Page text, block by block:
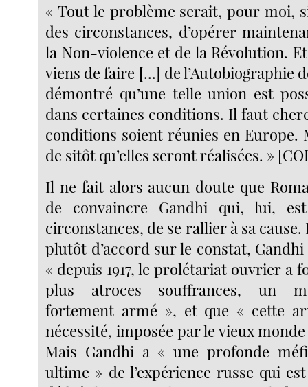
« Tout le problème serait, pour moi,
des circonstances, d’opérer
la Non-violence et de la Révolution.
viens de faire [...] de l’Autobiographie
démontré qu’une telle union est
dans certaines conditions. Il faut
conditions soient réunies en Europe.
de sitôt qu’elles seront réalisées. »
Il ne fait alors aucun doute que
de convaincre Gandhi qui, lui,
circonstances, de se rallier à sa cause.
plutôt d’accord sur le constat,
« depuis 1917, le prolétariat ouvrier a
plus atroces souffrances, un
fortement armé », et que « cette
nécessité, imposée par le vieux monde
Mais Gandhi a « une profonde
ultime » de l’expérience russe qui